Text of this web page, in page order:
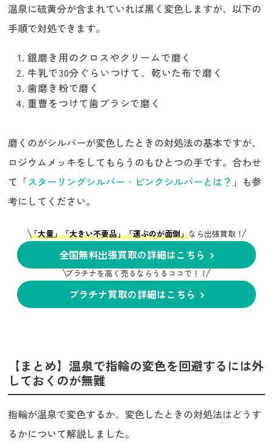
温泉に硫黄分が含まれていれば黒く変色しますが、以下の
手順で対処できます。
銀磨き用のクロスやクリームで磨く
牛乳で30分ぐらいつけて、乾いた布で磨く
歯磨き粉で磨く
重曹をつけて歯ブラシで磨く
磨くのがシルバーが変色したときの対処法の基本ですが、
ロジウムメッキをしてもらうのもひとつの手です。合わせ
て「スターリングシルバー・ピンクシルバーとは？ 」も参
考にしてください。
「大量」「大きい不要品」「運ぶのが面倒」なら出張買取！
全国無料出張買取の詳細はこちら
プラチナを高く売るならうるココで！！
プラチナ買取の詳細はこちら
【まとめ】温泉で指輪の変色を回避するには外
しておくのが無難
指輪が温泉で変色するか、変色したときの対処法はどうす
るかについて解説しました。